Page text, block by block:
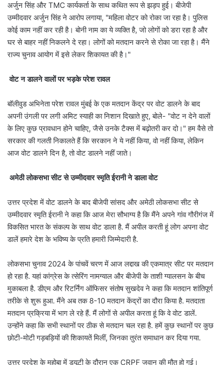
अर्जुन सिंह और TMC कार्यकर्ता के साथ कथित रूप से झड़प हुई। बीजेपी
उम्मीदवार अर्जुन सिंह ने आरोप लगाया, "महिला वोटर को रोका जा रहा है। पुलिस
कोई काम नहीं कर रही है। बोनी नाम का ये व्यक्ति है, जो लोगों को डरा रहा है और
घर से बाहर नहीं निकलने दे रहा। लोगों को मतदान करने से रोका जा रहा है। मैंने
राज्य चुनाव आयोग में इसे लेकर शिकायत की है।"
वोट न डालने वालों पर भड़के परेश रावल
बॉलीवुड अभिनेता परेश रावल मुंबई के एक मतदान केंद्र पर वोट डालने के बाद
अपनी उंगली पर लगी अमिट स्याही का निशान दिखाते हुए, बोले- "वोट न देने वालों
के लिए कुछ प्रावधान होने चाहिए, जैसे उनके टैक्स में बढ़ोतरी कर दो।" हम वैसे तो
सरकार की गलती निकालते हैं कि सरकान ने ये नहीं किया, वो नहीं किया, लेकिन
आज वोट डालने दिन है, तो वोट डालने नहीं जाते।
अमेठी लोकसभा सीट से उम्मीदवार स्मृति ईरानी ने डाला वोट
उत्तर प्रदेश में वोट डालने के बाद बीजेपी सांसद और अमेठी लोकसभा सीट से
उम्मीदवार स्मृति ईरानी ने कहा कि आज मेरा सौभाग्य है कि मैंने अपने गांव गौरीगंज में
विकसित भारत के संकल्प के साथ वोट डाला है. मैं अपील करती हूं लोग अपना वोट
डालें हमारे देश के भविष्य के प्रति हमारी जिम्मेदारी है.
लोकसभा चुनाव 2024 के पांचवें चरण में आज लद्दाख की एकमात्र सीट पर मतदान
हो रहा है. यहां कांग्रेस के त्सेरिंग नामग्याल और बीजेपी के ताशी ग्यालसन के बीच
मुकाबला है. डीएम और रिटर्निंग ऑफिसर संतोष सुखदेव ने कहा कि मतदान शांतिपूर्ण
तरीके से शुरू हुआ. मैंने अब तक 8-10 मतदान केंद्रों का दौरा किया है. मतदाता
मतदान प्रक्रिया में भाग ले रहे हैं. मैं लोगों से अपील करता हूं कि वे वोट डालें.
उन्होंने कहा कि सभी स्थानों पर ठीक से मतदान चल रहा है. हमें कुछ स्थानों पर कुछ
छोटी-मोटी गड़बड़ियों की शिकायतें मिलीं, जिनका तुरंत समाधान कर दिया गया.
उत्तर प्रदेश के महोबा में ड्यूटी के दौरान एक CRPF जवान की मौत हो गई।